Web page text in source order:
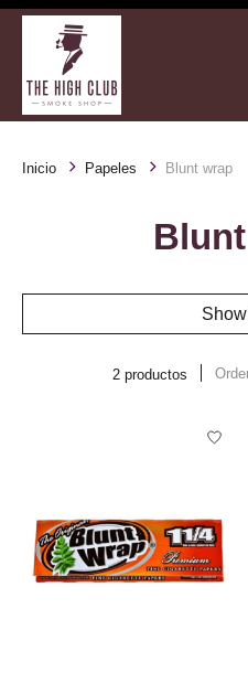
Inicio Papeles Blunt wrap
2 productos